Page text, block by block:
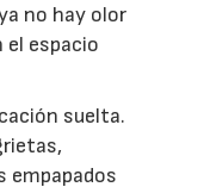
no hay olor
el espacio
suelta.
empapados